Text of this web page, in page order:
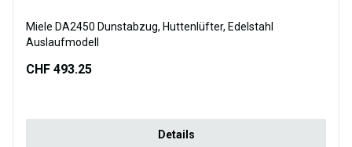
Miele DA2450 Dunstabzug, Huttenlüfter, Edelstahl
Auslaufmodell
CHF 493.25
Details